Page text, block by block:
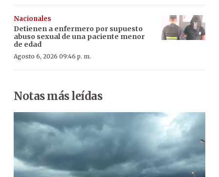
Nacionales
Detienen a enfermero por supuesto
abuso sexual de una paciente menor
de edad
Agosto 6, 2026 09:46 p. m.
Notas más leídas